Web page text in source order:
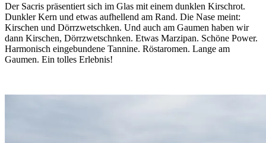
Der Sacris präsentiert sich im Glas mit einem dunklen Kirschrot.
Dunkler Kern und etwas aufhellend am Rand. Die Nase meint:
Kirschen und Dörrzwetschken. Und auch am Gaumen haben wir
dann Kirschen, Dörrzwetschnken. Etwas Marzipan. Schöne Power.
Harmonisch eingebundene Tannine. Röstaromen. Lange am
Gaumen. Ein tolles Erlebnis!